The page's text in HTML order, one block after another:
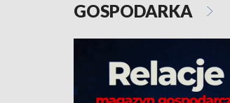
GOSPODARKA